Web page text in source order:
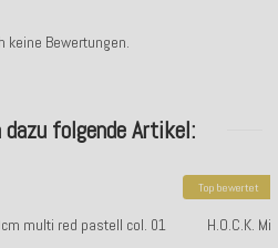
keine Bewertungen.
folgende Artikel:
multi red pastell col. 01
Top bewertet
H.O.C.K.